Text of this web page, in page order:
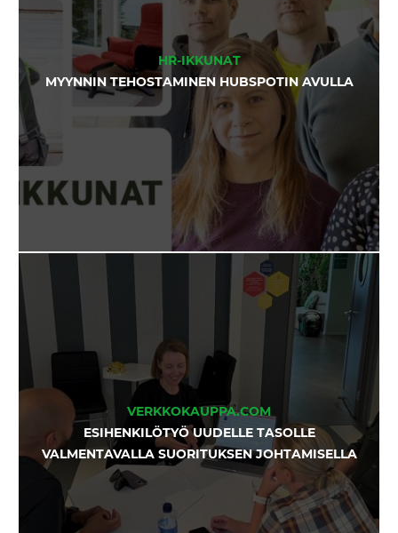
HR-IKKUNAT
MYYNNIN TEHOSTAMINEN HUBSPOTIN AVULLA
VERKKOKAUPPA.COM
ESIHENKILÖTYÖ UUDELLE TASOLLE
VALMENTAVALLA SUORITUKSEN JOHTAMISELLA